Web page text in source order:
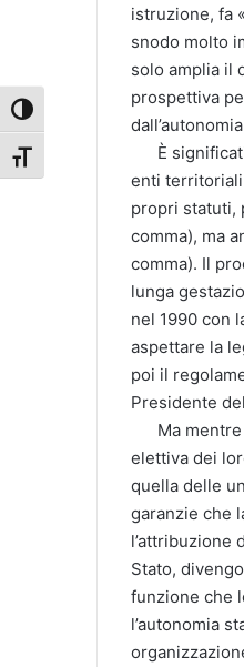
Attiva/disattiva alto contrasto
Attiva/disattiva dimensione
istruzione, fa
snodo molto
solo amplia il
prospettiva
È
enti
propri statuti,
comma), ma
comma). Il
lunga
nel 1990 con
aspettare la
poi il
Presidente
Ma mentre
elettiva dei
quella delle
garanzie che
l’attribuzione
Stato,
funzione che
l’autonomia